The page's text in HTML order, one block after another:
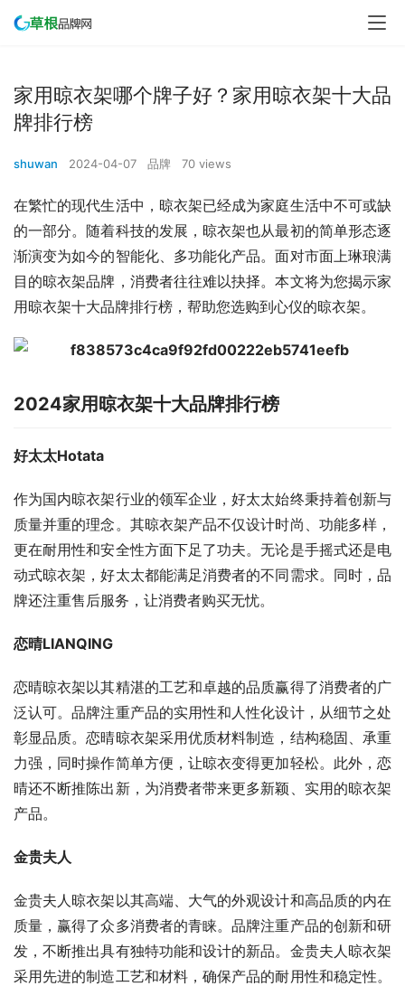
家用晾衣架哪个牌子好？家用晾衣架十大品
牌排行榜
shuwan 2024-04-07 品牌 70 views
在繁忙的现代生活中，晾衣架已经成为家庭生活中不可或缺
的一部分。随着科技的发展，晾衣架也从最初的简单形态逐
渐演变为如今的智能化、多功能化产品。面对市面上琳琅满
目的晾衣架品牌，消费者往往难以抉择。本文将为您揭示家
用晾衣架十大品牌排行榜，帮助您选购到心仪的晾衣架。
2024家用晾衣架十大品牌排行榜
好太太Hotata
作为国内晾衣架行业的领军企业，好太太始终秉持着创新与
质量并重的理念。其晾衣架产品不仅设计时尚、功能多样，
更在耐用性和安全性方面下足了功夫。无论是手摇式还是电
动式晾衣架，好太太都能满足消费者的不同需求。同时，品
牌还注重售后服务，让消费者购买无忧。
恋晴LIANQING
恋晴晾衣架以其精湛的工艺和卓越的品质赢得了消费者的广
泛认可。品牌注重产品的实用性和人性化设计，从细节之处
彰显品质。恋晴晾衣架采用优质材料制造，结构稳固、承重
力强，同时操作简单方便，让晾衣变得更加轻松。此外，恋
晴还不断推陈出新，为消费者带来更多新颖、实用的晾衣架
产品。
金贵夫人
金贵夫人晾衣架以其高端、大气的外观设计和高品质的内在
质量，赢得了众多消费者的青睐。品牌注重产品的创新和研
发，不断推出具有独特功能和设计的新品。金贵夫人晾衣架
采用先进的制造工艺和材料，确保产品的耐用性和稳定性。